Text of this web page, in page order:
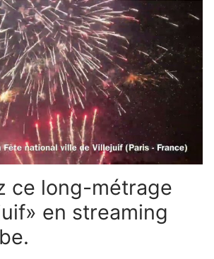
ce long-métrage
en streaming